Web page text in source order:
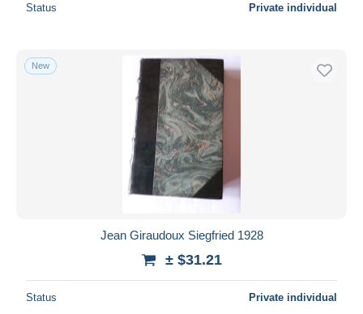
Status Private individual
New
Jean Giraudoux Siegfried 1928
± $31.21
Status Private individual